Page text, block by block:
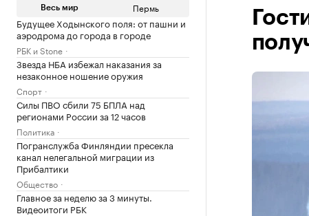
Весь мир Пермь
Будущее Ходынского поля: от пашни и
аэродрома до города в городе
РБК и Stone
Звезда НБА избежал наказания за
незаконное ношение оружия
Спорт
Силы ПВО сбили 75 БПЛА над
регионами России за 12 часов
Политика
Погранслужба Финляндии пресекла
канал нелегальной миграции из
Прибалтики
Общество
Главное за неделю за 3 минуты.
Видеоитоги РБК